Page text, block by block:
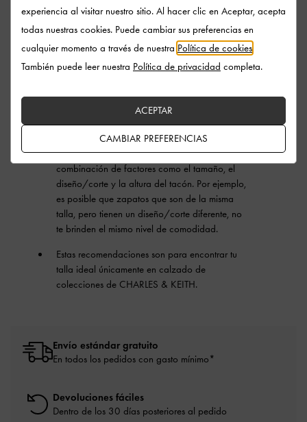
Esta tabla de tallas no incluye
recomendaciones de medias tallas. Te
sugerimos que selecciones la talla del zapato
con base en la longitud más cercana a la
Toma en cuenta que la longitud del pie no es
equivalente a la longitud del zapato.
La comodidad del calzado depende de una
combinación de factores como el tamaño, el
diseño/corte y la altura del tacón. Por ejemplo,
es posible que zapatos que son de la misma
talla, pero tienen un diseño/corte diferente, no
te brinden el mismo nivel de comodidad.
Estas recomendaciones son para encontrar tu
talla ideal únicamente en calzado de
colecciones de CHARLES & KEITH.
Envío estándar gratuito
En todos los pedidos con gasto mínimo*
Devoluciones fáciles
Dentro de los 30 días posteriores al pedido
experiencia al visitar nuestro sitio. Al hacer clic en Aceptar, acepta
todas nuestras cookies. Puede cambiar sus preferencias en
cualquier momento a través de nuestra Política de cookies
También puede leer nuestra Política de privacidad completa.
CAMBIAR PREFERENCIAS
ACEPTAR